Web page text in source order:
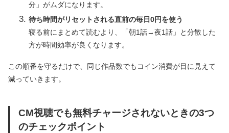
分」がムダになります。
待ち時間がリセットされる直前の毎日0円を使う
寝る前にまとめて読むより、「朝1話→夜1話」と分散した
方が時間効率が良くなります。
この順番を守るだけで、同じ作品数でもコイン消費が目に見えて
減っていきます。
CM視聴でも無料チャージされないときの3つ
のチェックポイント